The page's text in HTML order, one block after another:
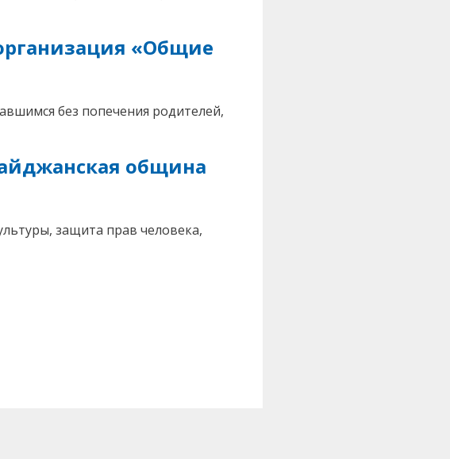
«Общие
без попечения родителей,
община
защита прав человека,